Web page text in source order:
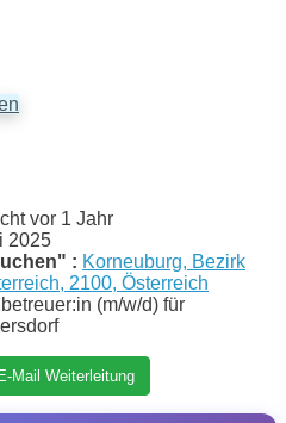
vor 1 Jahr
2025
: Korneuburg, Bezirk
2100, Österreich
(m/w/d) für